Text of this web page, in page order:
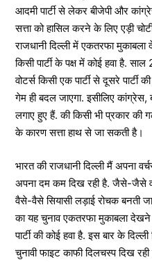
आदमी पार्टी से लेकर बीजेपी और
सत्ता को हासिल करने के लिए एड़ी
राजधानी दिल्ली में एकतरफा
किसी पार्टी के पक्ष में कोई हवा है.
वोटर्स किसी एक पार्टी से दूसरे पार्टी
गेम ही बदल जाएगा. इसीलिए कांग्रेस,
लगाए हुए हैं. की किसी भी प्रकार की
के कारण सत्ता हाथ से जा सकती है।
भारत की राजधानी दिल्ली मैं अपना
अपना दम कम दिख रही है. जैसे-जैसे
वैसे-वैसे सियासी लड़ाई रोचक बनती
का यह चुनाव एकतरफा मुकाबला देखने
पार्टी की कोई हवा है. इस बार के
चुनावी फाइट काफी दिलचस्प दिख